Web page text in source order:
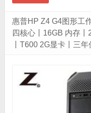
惠普HP Z4 G4图形工
四核心丨16GB 内存
丨T600 2G显卡丨三年